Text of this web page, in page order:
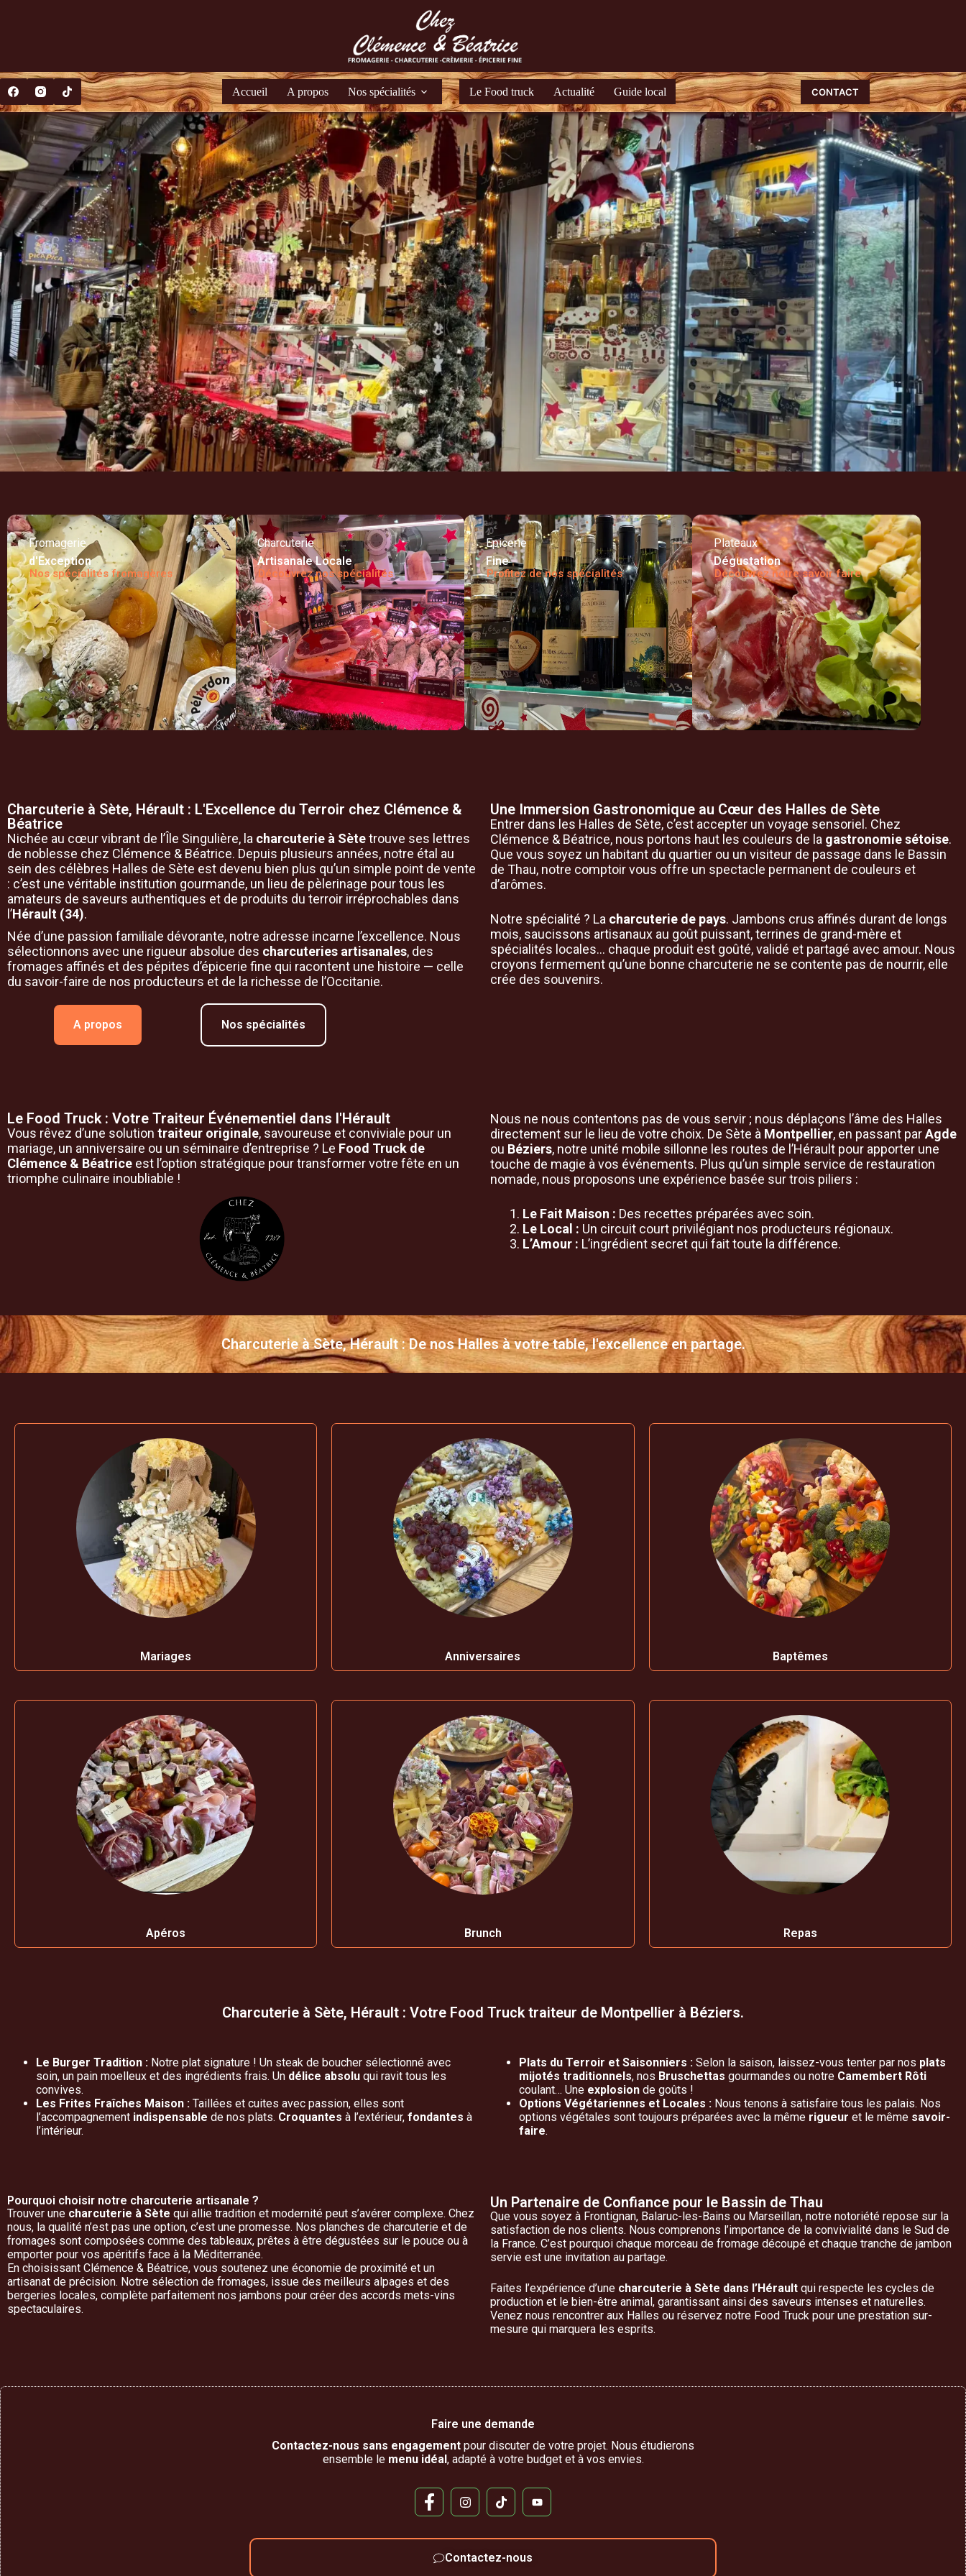
Accueil A propos Nos spécialités Le Food truck Actualité Guide local CONTACT
Fromagerie
d'Exception
Nos spécialités fromagères
Charcuterie
Artisanale Locale
Découvrez nos spécialités
Epicerie
Fine
Profitez de nos spécialités
Plateaux
Dégustation
Découvrez notre savoir faire
Charcuterie à Sète, Hérault : L'Excellence du Terroir chez Clémence &
Béatrice
Nichée au cœur vibrant de l’Île Singulière, la charcuterie à Sètetrouve ses lettres
de noblesse chez Clémence & Béatrice. Depuis plusieurs années, notre étal au
sein des célèbres Halles de Sète est devenu bien plus qu’un simple point de vente
: c’est une véritable institution gourmande, un lieu de pèlerinage pour tous les
amateurs de saveurs authentiques et de produits du terroir irréprochables dans
l’Hérault (34).
Née d’une passion familiale dévorante, notre adresse incarne l’excellence. Nous
sélectionnons avec une rigueur absolue des charcuteries artisanales, des
fromages affinés et des pépites d’épicerie fine qui racontent une histoire — celle
du savoir-faire de nos producteurs et de la richesse de l’Occitanie.
A propos Nos spécialités
Une Immersion Gastronomique au Cœur des Halles de Sète
Entrer dans les Halles de Sète, c’est accepter un voyage sensoriel. Chez
Clémence & Béatrice, nous portons haut les couleurs de la gastronomie sétoise.
Que vous soyez un habitant du quartier ou un visiteur de passage dans le Bassin
de Thau, notre comptoir vous offre un spectacle permanent de couleurs et
d’arômes.
Notre spécialité ? La charcuterie de pays. Jambons crus affinés durant de longs
mois, saucissons artisanaux au goût puissant, terrines de grand-mère et
spécialités locales… chaque produit est goûté, validé et partagé avec amour. Nous
croyons fermement qu’une bonne charcuterie ne se contente pas de nourrir, elle
crée des souvenirs.
Le Food Truck : Votre Traiteur Événementiel dans l'Hérault
Vous rêvez d’une solution traiteur originale, savoureuse et conviviale pour un
mariage, un anniversaire ou un séminaire d’entreprise ? Le Food Truck de
Clémence & Béatrice est l’option stratégique pour transformer votre fête en un
triomphe culinaire inoubliable !
Nous ne nous contentons pas de vous servir ; nous déplaçons l’âme des Halles
directement sur le lieu de votre choix. De Sète à Montpellier, en passant parAgde
ou Béziers, notre unité mobile sillonne les routes de l’Hérault pour apporter une
touche de magie à vos événements. Plus qu’un simple service de restauration
nomade, nous proposons une expérience basée sur trois piliers :
Le Fait Maison : Des recettes préparées avec soin.
Le Local : Un circuit court privilégiant nos producteurs régionaux.
L’Amour : L’ingrédient secret qui fait toute la différence.
Charcuterie à Sète, Hérault : De nos Halles à votre table, l'excellence en partage.
Mariages Anniversaires Baptêmes
Apéros Brunch Repas
Charcuterie à Sète, Hérault : Votre Food Truck traiteur de Montpellier à Béziers.
Le Burger Tradition : Notre plat signature ! Un steak de boucher sélectionné avec
soin, un pain moelleux et des ingrédients frais. Un délice absolu qui ravit tous les
convives.
Les Frites Fraîches Maison : Taillées et cuites avec passion, elles sont
l’accompagnement indispensable de nos plats. Croquantes à l’extérieur, fondantes à
l’intérieur.
Plats du Terroir et Saisonniers : Selon la saison, laissez-vous tenter par nos plats
mijotés traditionnels, nos Bruschettas gourmandes ou notre Camembert Rôti
coulant… Une explosion de goûts !
Options Végétariennes et Locales : Nous tenons à satisfaire tous les palais. Nos
options végétales sont toujours préparées avec la même rigueur et le même savoir-
faire.
Pourquoi choisir notre charcuterie artisanale ?
Trouver une charcuterie à Sète qui allie tradition et modernité peut s’avérer complexe. Chez
nous, la qualité n’est pas une option, c’est une promesse. Nos planches de charcuterie et de
fromages sont composées comme des tableaux, prêtes à être dégustées sur le pouce ou à
emporter pour vos apéritifs face à la Méditerranée.
En choisissant Clémence & Béatrice, vous soutenez une économie de proximité et un
artisanat de précision. Notre sélection de fromages, issue des meilleurs alpages et des
bergeries locales, complète parfaitement nos jambons pour créer des accords mets-vins
spectaculaires.
Un Partenaire de Confiance pour le Bassin de Thau
Que vous soyez à Frontignan, Balaruc-les-Bains ou Marseillan, notre notoriété repose sur la
satisfaction de nos clients. Nous comprenons l’importance de la convivialité dans le Sud de
la France. C’est pourquoi chaque morceau de fromage découpé et chaque tranche de jambon
servie est une invitation au partage.
Faites l’expérience d’une charcuterie à Sète dans l’Hérault qui respecte les cycles de
production et le bien-être animal, garantissant ainsi des saveurs intenses et naturelles.
Venez nous rencontrer aux Halles ou réservez notre Food Truck pour une prestation sur-
mesure qui marquera les esprits.
Faire une demande
Contactez-nous sans engagement pour discuter de votre projet. Nous étudierons
ensemble le menu idéal , adapté à votre budget et à vos envies.
Contactez-nous